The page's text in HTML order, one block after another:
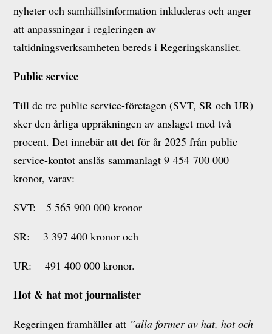
nyheter och samhällsinformation inkluderas och anger
att anpassningar i regleringen av
taltidningsverksamheten bereds i Regeringskansliet.
Public service
Till de tre public service-företagen (SVT, SR och UR)
sker den årliga uppräkningen av anslaget med två
procent. Det innebär att det för år 2025 från public
service-kontot anslås sammanlagt 9 454 700 000
kronor, varav:
SVT: 5 565 900 000 kronor
SR: 3 397 400 kronor och
UR: 491 400 000 kronor.
Hot & hat mot journalister
Regeringen framhåller att ”alla former av hat, hot och